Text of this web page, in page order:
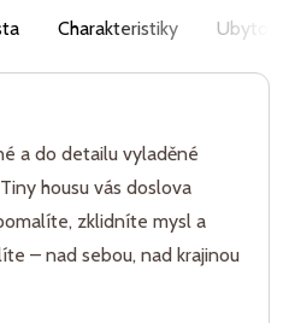
Charakteristiky
a do detailu vyladěné
housu vás doslova
zklidníte mysl a
– nad sebou, nad krajinou